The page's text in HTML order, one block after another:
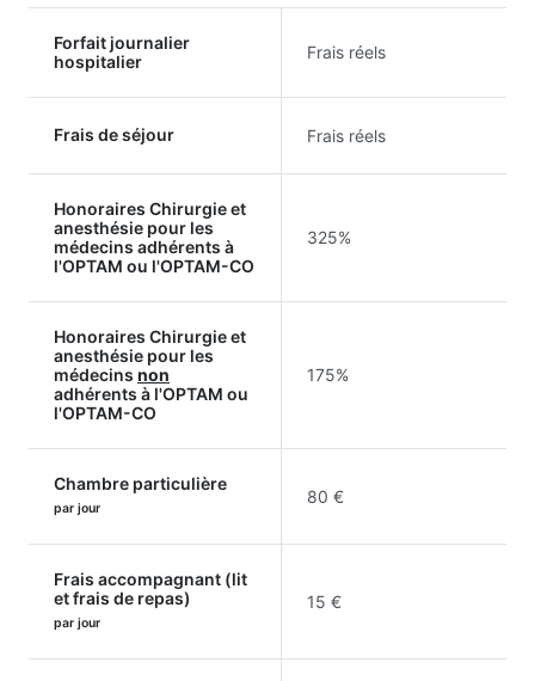
Forfait journalier
hospitalier
Frais réels
Frais de séjour Frais réels
Honoraires Chirurgie et
anesthésie pour les
médecins adhérents à
l'OPTAM ou l'OPTAM-CO
325%
Honoraires Chirurgie et
anesthésie pour les
médecins non
adhérents à l'OPTAM ou
l'OPTAM-CO
175%
Chambre particulière
par jour
80 €
Frais accompagnant (lit
et frais de repas)
par jour
15 €